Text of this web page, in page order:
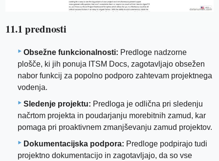
11.1 prednosti
Obsežne funkcionalnosti: Predloge nadzorne
plošče, ki jih ponuja ITSM Docs, zagotavljajo obsežen
nabor funkcij za popolno podporo zahtevam projektnega
vodenja.
Sledenje projektu: Predloga je odlična pri sledenju
načrtom projekta in poudarjanju morebitnih zamud, kar
pomaga pri proaktivnem zmanjševanju zamud projektov.
Dokumentacijska podpora: Predloge podpirajo tudi
projektno dokumentacijo in zagotavljajo, da so vse